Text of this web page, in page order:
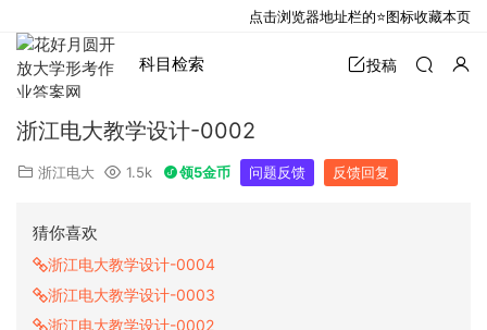
科目检索 投稿
浙江电大教学设计-0002
浙江电大 1.5k 领5金币 问题反馈 反馈回复
猜你喜欢
浙江电大教学设计-0004
浙江电大教学设计-0003
浙江电大教学设计-0002
点击浏览器地址栏的⭐图标收藏本页